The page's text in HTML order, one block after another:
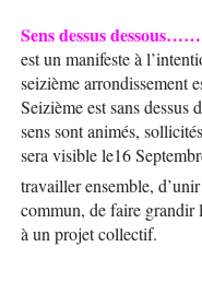
Sens dessus
est un manifeste à
seizième arrondissement
Seizième est sans
sens sont animés,
sera visible le16
travailler ensemble,
commun, de faire grandir
à un projet collectif.